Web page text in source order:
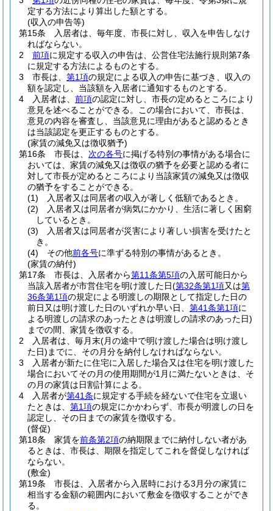
定する方法により算出した額とする。
(収入の申告等)
第15条
入居者は、毎年度、市長に対し、収入を申告しなけ
ればならない。
2
前項に規定する収入の申告は、公営住宅法施行規則第7条
に規定する方法によるものとする。
3
市長は、 第1項の規定による収入の申告に基づき、収入の
額を認定し、当該額を入居者に通知するものとする。
4
入居者は、 前項の認定に対し、市長の定めるところにより
意見を述べることができる。
この場合において、市長は、
意見の内容を審査し、当該意見に理由があると認めるとき
は当該認定を更正するものとする。
(家賃の減免又は徴収猶予)
第16条
市長は、 次の各号に掲げる特別の事情がある場合に
おいては、家賃の減免又は徴収の猶予を必要と認める者に
対して市長が定めるところにより当該家賃の減免又は徴収
の猶予をすることができる。
(1)
入居者又は同居者の収入が著しく低額であるとき。
(2)
入居者又は同居者が病気にかかり、生活に著しく困窮
しているとき。
(3)
入居者又は同居者が災害により著しい損害を受けたと
き。
(4)
その他前各号に準ずる特別の事情があるとき。
(家賃の納付)
第17条
市長は、入居者から第11条第5項の入居可能日から
当該入居者が市営住宅を明け渡した日(第32条第1項又は第
36条第1項の規定による明渡しの期限として指定した日の
前日又は明け渡した日のいずれか早い日、 第41条第1項に
よる明渡しの請求のあったときは明渡しの請求のあった日)
までの間、家賃を徴収する。
2
入居者は、毎月末(月の途中で明け渡した場合は明け渡し
た日) までに、その月分を納付しなければならない。
3
入居者が新たに住宅に入居した場合又は住宅を明け渡した
場合においてその月の使用期間が1月に満たないときは、そ
の月の家賃は日割計算による。
4
入居者が第41条に規定する手続を経ないで住宅を立退い
たときは、 第1項の規定にかかわらず、市長が明渡しの日を
認定し、その日までの家賃を徴収する。
(督促)
第18条
家賃を前条第2項の納期限までに納付しない者があ
るときは、市長は、期限を指定してこれを督促しなければ
ならない。
(敷金)
第19条
市長は、入居者から入居時における3月分の家賃に
相当する金額の範囲内において敷金を徴収することができ
る。